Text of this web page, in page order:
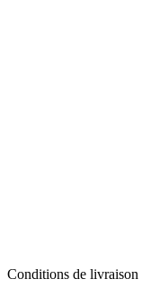
Conditions de livraison